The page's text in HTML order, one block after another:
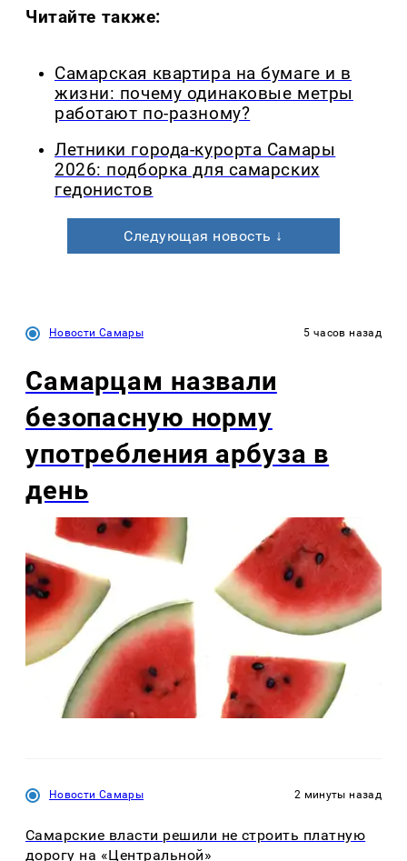
Читайте также:
Самарская квартира на бумаге и в
жизни: почему одинаковые метры
работают по-разному?
Летники города-курорта Самары
2026: подборка для самарских
гедонистов
Следующая новость ↓
Новости Самары 5 часов назад
Самарцам назвали
безопасную норму
употребления арбуза в
день
Новости Самары 2 минуты назад
Самарские власти решили не строить платную
дорогу на «Центральной»